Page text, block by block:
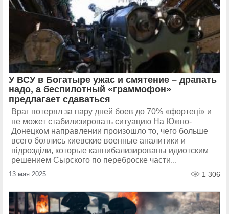
У ВСУ в Богатыре ужас и смятение – драпать
надо, а беспилотный «граммофон»
предлагает сдаваться
Враг потерял за пару дней боев до 70% «фортецi» и
не может стабилизировать ситуацию На Южно-
Донецком направлении произошло то, чего больше
всего боялись киевские военные аналитики и
пiдроздiли, которые каннибализированы идиотским
решением Сырского по переброске части...
13 мая 2025 1 306